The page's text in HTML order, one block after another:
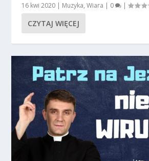
16 kwi 2020 | Muzyka,Wiara | 0 |
CZYTAJ WIĘCEJ